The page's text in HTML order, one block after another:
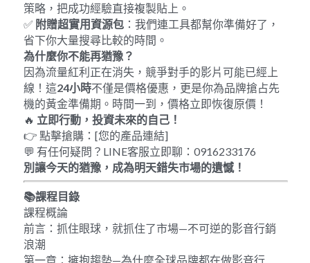
策略，把成功經驗直接複製貼上。
✅ 附贈超實用資源包 ：我們連工具都幫你準備好了，
省下你大量搜尋比較的時間。
為什麼你不能再猶豫？
因為流量紅利正在消失，競爭對手的影片可能已經上
線！這24小時不僅是價格優惠，更是你為品牌搶占先
機的黃金準備期。時間一到，價格立即恢復原價！
🔥 立即行動，投資未來的自己！
👉 點擊搶購：[您的產品連結]
💬 有任何疑問？LINE客服立即聊：0916233176
別讓今天的猶豫，成為明天錯失市場的遺憾！
📚課程目錄
課程概論
前言：抓住眼球，就抓住了市場—不可逆的影音行銷
浪潮
第一章：擁抱趨勢—為什麼全球品牌都在做影音行